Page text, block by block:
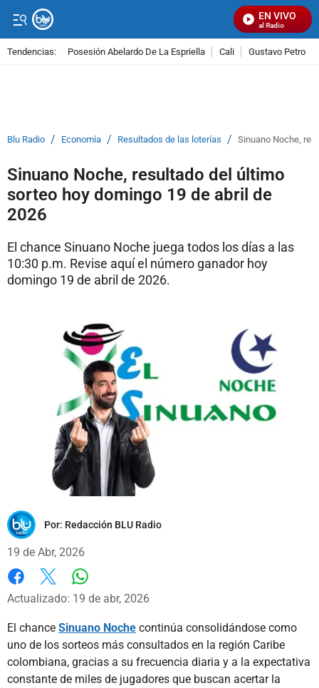
EN VIVO
Señal Visual Radio
Tendencias: Posesión Abelardo De La Espriella Cali Gustavo Petro
Blu Radio / Economía / Resultados de las loterías / Sinuano Noche,
Sinuano Noche, resultado del último
sorteo hoy domingo 19 de abril de
2026
El chance Sinuano Noche juega todos los días a las
10:30 p.m. Revise aquí el número ganador hoy
domingo 19 de abril de 2026.
Por: Redacción BLU Radio
19 de Abr, 2026
Facebook
X
Actualizado: 19 de abr, 2026
El chance Sinuano Noche continúa consolidándose como
uno de los sorteos más consultados en la región Caribe
colombiana, gracias a su frecuencia diaria y a la expectativa
constante de miles de jugadores que buscan acertar la